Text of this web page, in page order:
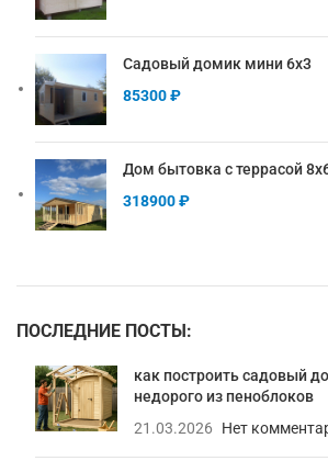
Садовый домик мини 6х3
85300₽
Дом бытовка с террасой
318900₽
ПОСЛЕДНИЕ ПОСТЫ:
как построить садовый
недорого из пеноблоков
21.03.2026
Нет